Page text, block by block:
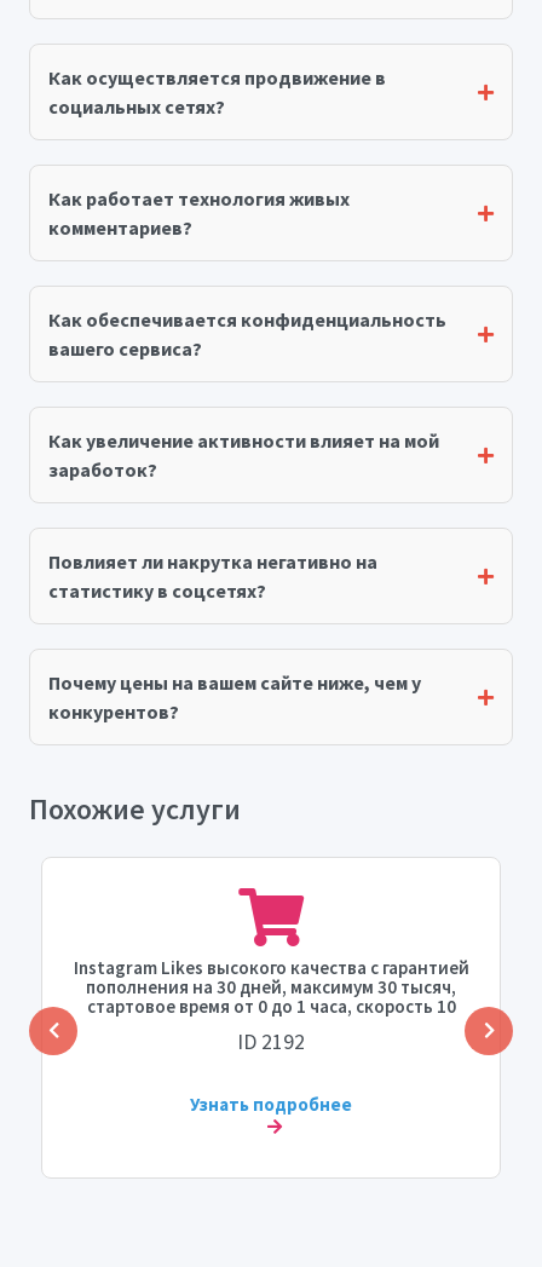
Как осуществляется продвижение в
социальных сетях?
Как работает технология живых
комментариев?
Как обеспечивается конфиденциальность
вашего сервиса?
Как увеличение активности влияет на мой
заработок?
Повлияет ли накрутка негативно на
статистику в соцсетях?
Почему цены на вашем сайте ниже, чем у
конкурентов?
Похожие услуги
Instagram Likes высокого качества с гарантией
пополнения на 30 дней, максимум 30 тысяч,
стартовое время от 0 до 1 часа, скорость 10
ID 2192
Узнать подробнее